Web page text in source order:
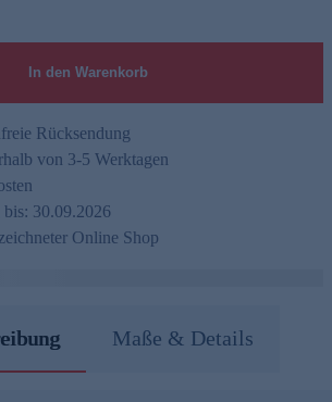
In den Warenkorb
Rücksendung
von 3-5 Werktagen
30.09.2026
Online Shop
Maße & Details